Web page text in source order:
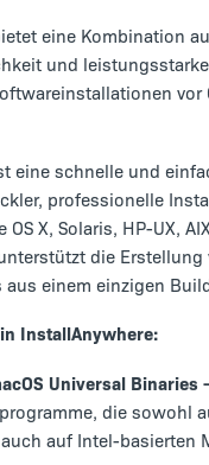
eine Kombination
und
vor
eine schnelle und
professionelle
OS X, Solaris, HP-UX,
die Erstellung
aus einem einzigen
InstallAnywhere:
Universal Binaries
die sowohl
auf Intel-basierten